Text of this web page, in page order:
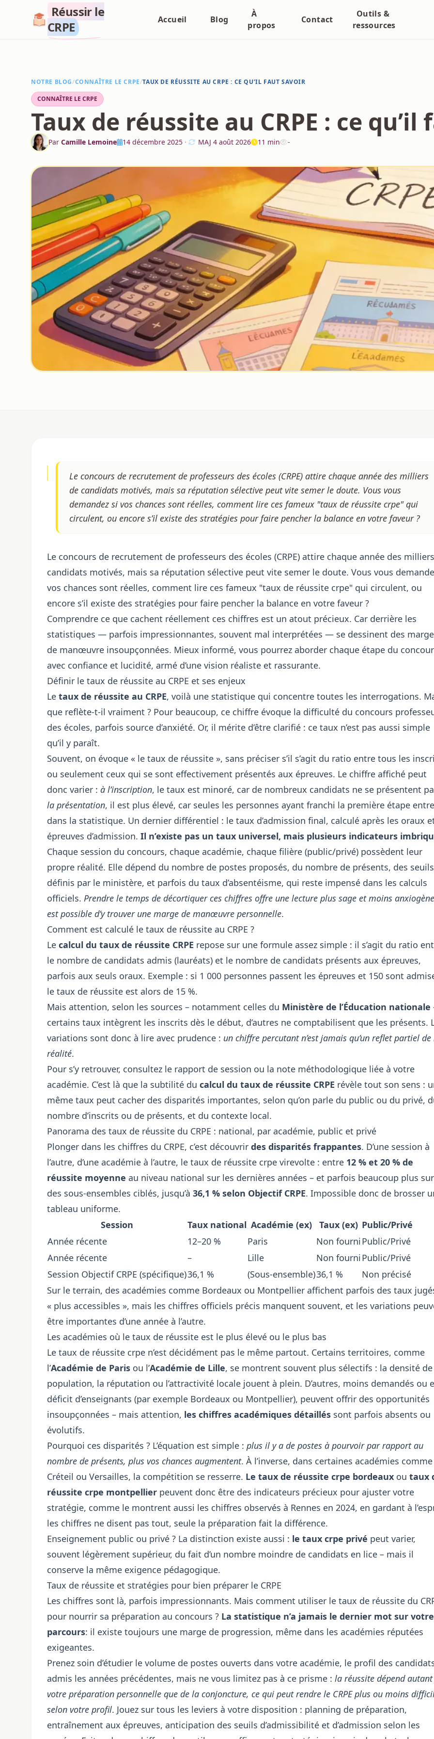
Réussir le
CRPE
Accueil Blog
À
propos
Contact
Outils &
ressources
NOTRE BLOG/CONNAÎTRE LE CRPE/TAUX DE RÉUSSITE AU CRPE : CE QU’IL FAUT SAVOIR
CONNAÎTRE LE CRPE
Taux de réussite au CRPE : ce
Par Camille Lemoine 14 décembre 2025 · MAJ 4 août 2026 11 min -
Le concours de recrutement de professeurs des écoles (CRPE) attire chaque année des milliers
de candidats motivés, mais sa réputation sélective peut vite semer le doute. Vous vous
demandez si vos chances sont réelles, comment lire ces fameux "taux de réussite crpe" qui
circulent, ou encore s’il existe des stratégies pour faire pencher la balance en votre faveur ?
Le concours de recrutement de professeurs des écoles (CRPE) attire chaque année des
candidats motivés, mais sa réputation sélective peut vite semer le doute. Vous vous
vos chances sont réelles, comment lire ces fameux "taux de réussite crpe" qui circulent, ou
encore s’il existe des stratégies pour faire pencher la balance en votre faveur ?
Comprendre ce que cachent réellement ces chiffres est un atout précieux. Car derrière les
statistiques — parfois impressionnantes, souvent mal interprétées — se dessinent des
de manœuvre insoupçonnées. Mieux informé, vous pourrez aborder chaque étape du
avec confiance et lucidité, armé d’une vision réaliste et rassurante.
Définir le taux de réussite au CRPE et ses enjeux
Le taux de réussite au CRPE, voilà une statistique qui concentre toutes les interrogations.
que reflète-t-il vraiment ? Pour beaucoup, ce chiffre évoque la difficulté du concours
des écoles, parfois source d’anxiété. Or, il mérite d’être clarifié : ce taux n’est pas aussi simple
qu’il y paraît.
Souvent, on évoque « le taux de réussite », sans préciser s’il s’agit du ratio entre tous les
ou seulement ceux qui se sont effectivement présentés aux épreuves. Le chiffre affiché peut
donc varier : à l’inscription, le taux est minoré, car de nombreux candidats ne se présentent
la présentation, il est plus élevé, car seules les personnes ayant franchi la première étape
dans la statistique. Un dernier différentiel : le taux d’admission final, calculé après les oraux
épreuves d’admission. Il n’existe pas un taux universel, mais plusieurs indicateurs
Chaque session du concours, chaque académie, chaque filière (public/privé) possèdent leur
propre réalité. Elle dépend du nombre de postes proposés, du nombre de présents, des seuils
définis par le ministère, et parfois du taux d’absentéisme, qui reste impensé dans les calculs
officiels. Prendre le temps de décortiquer ces chiffres offre une lecture plus sage et moins
est possible d’y trouver une marge de manœuvre personnelle.
Comment est calculé le taux de réussite au CRPE ?
Le calcul du taux de réussite CRPE repose sur une formule assez simple : il s’agit du ratio
le nombre de candidats admis (lauréats) et le nombre de candidats présents aux épreuves,
parfois aux seuls oraux. Exemple : si 1 000 personnes passent les épreuves et 150 sont
le taux de réussite est alors de 15 %.
Mais attention, selon les sources – notamment celles du Ministère de l’Éducation nationale
certains taux intègrent les inscrits dès le début, d’autres ne comptabilisent que les présents.
variations sont donc à lire avec prudence : un chiffre percutant n’est jamais qu’un reflet partiel de
réalité.
Pour s’y retrouver, consultez le rapport de session ou la note méthodologique liée à votre
académie. C’est là que la subtilité du calcul du taux de réussite CRPE révèle tout son sens :
même taux peut cacher des disparités importantes, selon qu’on parle du public ou du privé,
nombre d’inscrits ou de présents, et du contexte local.
Panorama des taux de réussite du CRPE : national, par académie, public et privé
Plonger dans les chiffres du CRPE, c’est découvrir des disparités frappantes. D’une session à
l’autre, d’une académie à l’autre, le taux de réussite crpe virevolte : entre 12 % et 20 % de
réussite moyenne au niveau national sur les dernières années – et parfois beaucoup plus sur
des sous-ensembles ciblés, jusqu’à 36,1 % selon Objectif CRPE. Impossible donc de brosser
tableau uniforme.
Session
Taux national Académie (ex) Taux (ex) Public/Privé
Année récente
12–20 % Paris Non fourniPublic/Privé
Année récente
– Lille Non fourniPublic/Privé
Session Objectif CRPE (spécifique)36,1 % (Sous-ensemble)36,1 %
Non précisé
Sur le terrain, des académies comme Bordeaux ou Montpellier affichent parfois des taux
« plus accessibles », mais les chiffres officiels précis manquent souvent, et les variations
être importantes d’une année à l’autre.
Les académies où le taux de réussite est le plus élevé ou le plus bas
Le taux de réussite crpe n’est décidément pas le même partout. Certains territoires, comme
l’Académie de Paris ou l’Académie de Lille, se montrent souvent plus sélectifs : la densité de
population, la réputation ou l’attractivité locale jouent à plein. D’autres, moins demandés ou
déficit d’enseignants (par exemple Bordeaux ou Montpellier), peuvent offrir des opportunités
insoupçonnées – mais attention, les chiffres académiques détaillés sont parfois absents ou
évolutifs.
Pourquoi ces disparités ? L’équation est simple : plus il y a de postes à pourvoir par rapport au
nombre de présents, plus vos chances augmentent. À l’inverse, dans certaines académies comme
Créteil ou Versailles, la compétition se resserre. Le taux de réussite crpe bordeaux ou taux
réussite crpe montpellier peuvent donc être des indicateurs précieux pour ajuster votre
stratégie, comme le montrent aussi les chiffres observés à Rennes en 2024, en gardant à
les chiffres ne disent pas tout, seule la préparation fait la différence.
Enseignement public ou privé ? La distinction existe aussi : le taux crpe privé peut varier,
souvent légèrement supérieur, du fait d’un nombre moindre de candidats en lice – mais il
conserve la même exigence pédagogique.
Taux de réussite et stratégies pour bien préparer le CRPE
Les chiffres sont là, parfois impressionnants. Mais comment utiliser le taux de réussite du
pour nourrir sa préparation au concours ? La statistique n’a jamais le dernier mot sur votre
parcours: il existe toujours une marge de progression, même dans les académies réputées
exigeantes.
Prenez soin d’étudier le volume de postes ouverts dans votre académie, le profil des
admis les années précédentes, mais ne vous limitez pas à ce prisme : la réussite dépend
votre préparation personnelle que de la conjoncture, ce qui peut rendre le CRPEplus ou moins
selon votre profil. Jouez sur tous les leviers à votre disposition : planning de préparation,
entraînement aux épreuves, anticipation des seuils d’admissibilité et d’admission selon les